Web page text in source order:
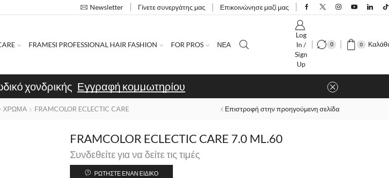
Newsletter Γίνετε συνεργάτης μας Επικοινώνησε μαζί μας
FRAMESI PROFESSIONAL HAIR FASHION FOR PROS ΝΕΑ
Log
In /
Sign
Up
0 0 Καλάθι
χονδρικής Εγγραφή κομμωτηρίου
- ΧΡΩΜΑ FRAMCOLOR ECLECTIC CARE Επιστροφή στην προηγούμενη σελίδα
FRAMCOLOR ECLECTIC CARE 7.0 ML.60
Συνδεθείτε για να δείτε τις τιμές
ΡΩΤΉΣΤΕ ΈΝΑΝ ΕΙΔΙΚΌ